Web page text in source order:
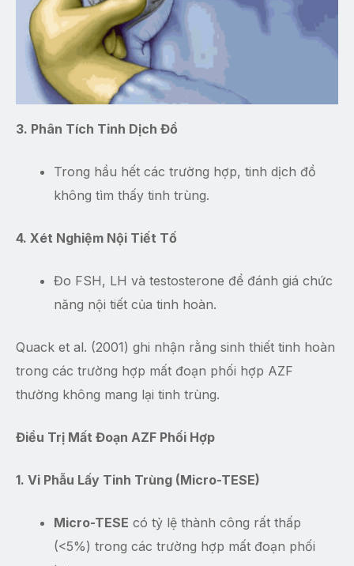
3. Phân Tích Tinh Dịch Đồ
Trong hầu hết các trường hợp, tinh dịch đồ
không tìm thấy tinh trùng.
4. Xét Nghiệm Nội Tiết Tố
Đo FSH, LH và testosterone để đánh giá chức
năng nội tiết của tinh hoàn.
Quack et al. (2001) ghi nhận rằng sinh thiết tinh hoàn
trong các trường hợp mất đoạn phối hợp AZF
thường không mang lại tinh trùng.
Điều Trị Mất Đoạn AZF Phối Hợp
1. Vi Phẫu Lấy Tinh Trùng (Micro-TESE)
Micro-TESE có tỷ lệ thành công rất thấp
(<5%) trong các trường hợp mất đoạn phối